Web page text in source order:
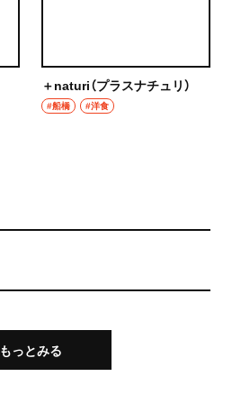
＋naturi（プラスナチュリ）
#船橋 #洋食
もっとみる